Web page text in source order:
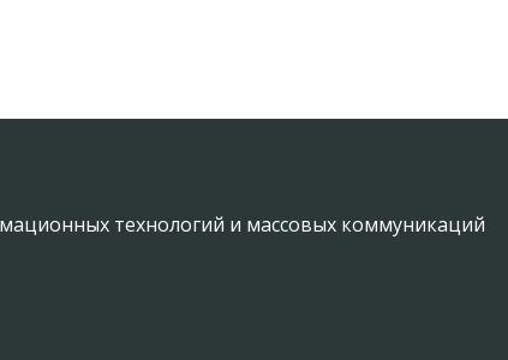
технологий и массовых коммуникаций